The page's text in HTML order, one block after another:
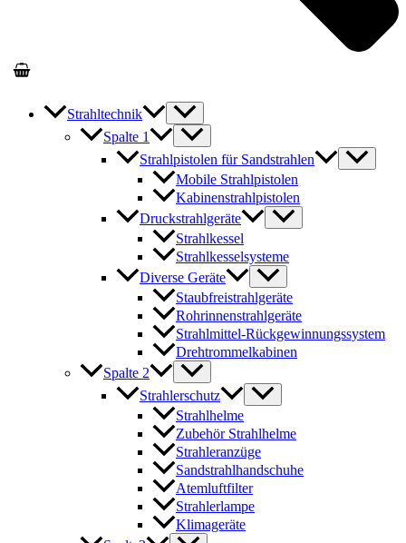
Strahltechnik
Spalte 1
Strahlpistolen für Sandstrahlen
Mobile Strahlpistolen
Kabinenstrahlpistolen
Druckstrahlgeräte
Strahlkessel
Strahlkesselsysteme
Diverse Geräte
Staubfreistrahlgeräte
Rohrinnenstrahlgeräte
Strahlmittel-Rückgewinnungssystem
Drehtrommelkabinen
Spalte 2
Strahlerschutz
Strahlhelme
Zubehör Strahlhelme
Strahleranzüge
Sandstrahlhandschuhe
Atemluftfilter
Strahlerlampe
Klimageräte